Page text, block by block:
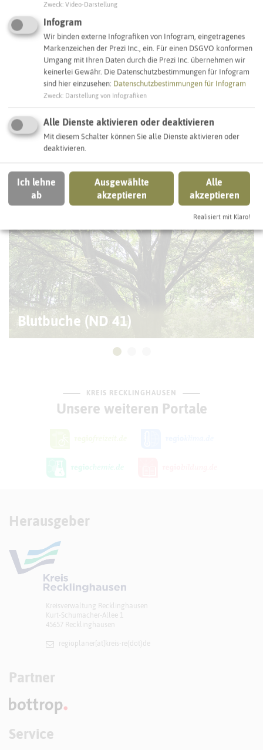
So ordnen wir dieses Objekt ein
freie Immobilienstandorte
Castrop-Rauxel
IN DER UMGEBUNG
Was Sie sonst noch entdecken können
Blutbuche (ND 41)
KREIS RECKLINGHAUSEN
Unsere weiteren Portale
Herausgeber
Kreisverwaltung Recklinghausen
Kurt-Schumacher-Allee 1
45657 Recklinghausen
regioplaner[at]​kreis-re(dot)de
Partner
Service
Zweck Video-Darstellung
Infogram
Wir binden externe Infografiken von Infogram, eingetragenes
Markenzeichen der Prezi Inc., ein. Für einen DSGVO konformen
Umgang mit Ihren Daten durch die Prezi Inc. übernehmen wir
keinerlei Gewähr. Die Datenschutzbestimmungen für Infogram
sind hier einzusehen: Datenschutzbestimmungen für Infogram
Zweck Darstellung von Infografiken
Alle Dienste aktivieren oder deaktivieren
Mit diesem Schalter können Sie alle Dienste aktivieren oder
deaktivieren.
Ich lehne
ab
Ausgewählte
akzeptieren
Alle
akzeptieren
Realisiert mit Klaro!